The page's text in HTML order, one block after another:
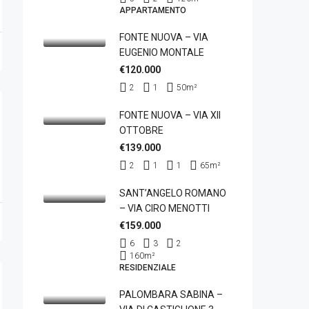
APPARTAMENTO
FONTE NUOVA – VIA
EUGENIO MONTALE
€120.000
2 1 50m²
FONTE NUOVA – VIA XII
OTTOBRE
€139.000
2 1 1 65m²
SANT’ANGELO ROMANO
– VIA CIRO MENOTTI
€159.000
6 3
2
160m²
RESIDENZIALE
PALOMBARA SABINA –